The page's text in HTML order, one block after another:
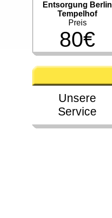
Entsorgung Berlin
Tempelhof
Preis
80€
Unsere
Service